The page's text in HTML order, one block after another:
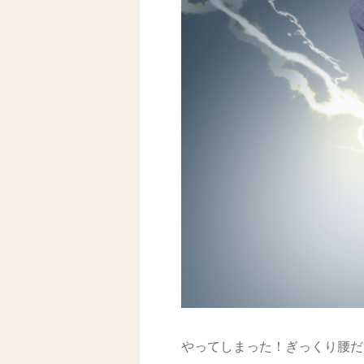
やってしまった！ぎっくり腰